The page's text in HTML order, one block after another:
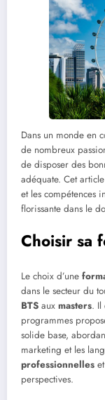
Dans un monde en
de nombreux
de disposer des
adéquate. Cet
et les compétences
florissante dans le
Choisir sa
Le choix d’une
dans le secteur du
BTS aux masters. Il
programmes
solide base,
marketing et les
professionnelles
perspectives.